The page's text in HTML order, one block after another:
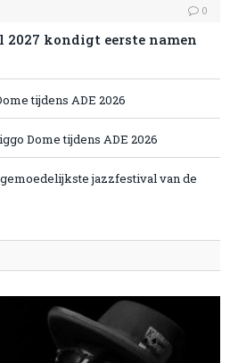
0
kondigt eerste namen
tijdens ADE 2026
Dome tijdens ADE 2026
jazzfestival van de